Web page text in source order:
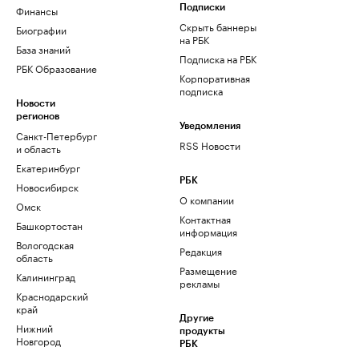
Финансы
Биографии
База знаний
РБК Образование
Новости
регионов
Санкт-Петербург
и область
Екатеринбург
Новосибирск
Омск
Башкортостан
Вологодская
область
Калининград
Краснодарский
край
Нижний
Новгород
Подписки
Скрыть баннеры
на РБК
Подписка на РБК
Корпоративная
подписка
Уведомления
RSS Новости
РБК
О компании
Контактная
информация
Редакция
Размещение
рекламы
Другие
продукты
РБК